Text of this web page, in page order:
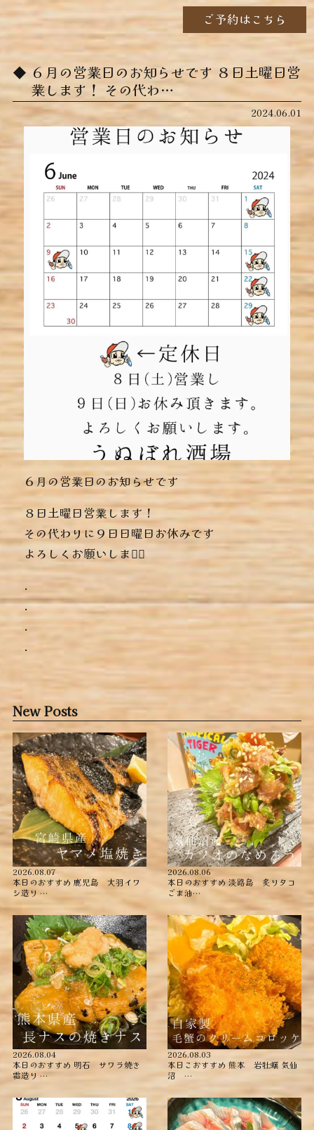
ご予約はこちら
６月の営業日のお知らせです️ ８日土曜日営
業します！ その代わ…
2024.06.01
６月の営業日のお知らせです️
８日土曜日営業します！
その代わりに９日日曜日お休みです
よろしくお願いします🏻
.
.
.
.
New Posts
2026.08.07
本日のおすすめ ︎鹿児島 大羽イワ
シ造り …
2026.08.06
本日のおすすめ ︎淡路島 炙りタコ
ごま油…
2026.08.04
本日のおすすめ ︎明石 サワラ焼き
霜造り …
2026.08.03
本日こおすすめ ︎熊本 岩牡蠣 ︎気仙
沼 …